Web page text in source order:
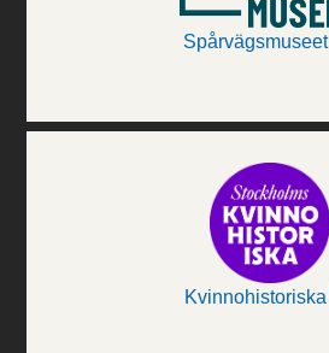
Spårvägsmuseet
Kvinnohistoriska